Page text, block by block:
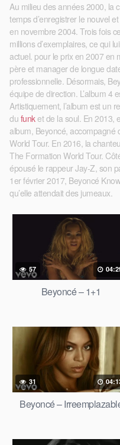
Au milieu des années 2000, la
temps d’enregistrer le nouvel
en novembre 2004. Trois fois
millions d’exemplaires, ce qui
actuel. pour le prix en 2007 en
père et manager de longue
professionnelle. Désormais,
équipe de direction. L’album 4
Artistiquement, l’album est un
du funket de la soul. En 2013,
album, Beyoncé, accompagné
World Tour. En 2016, la
The Formation World Tour.
épousé le rappeur Jay-Z, son
1er février 2017, Beyoncé
qu’elle attendait des jumeaux.
57
Beyoncé – 1+1
31
Beyoncé –